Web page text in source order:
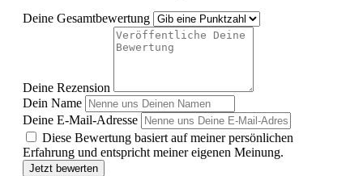
Deine Gesamtbewertung
Deine Rezension
Dein Name
Deine E-Mail-Adresse
Diese Bewertung basiert auf meiner persönlichen
Erfahrung und entspricht meiner eigenen Meinung.
Jetzt bewerten